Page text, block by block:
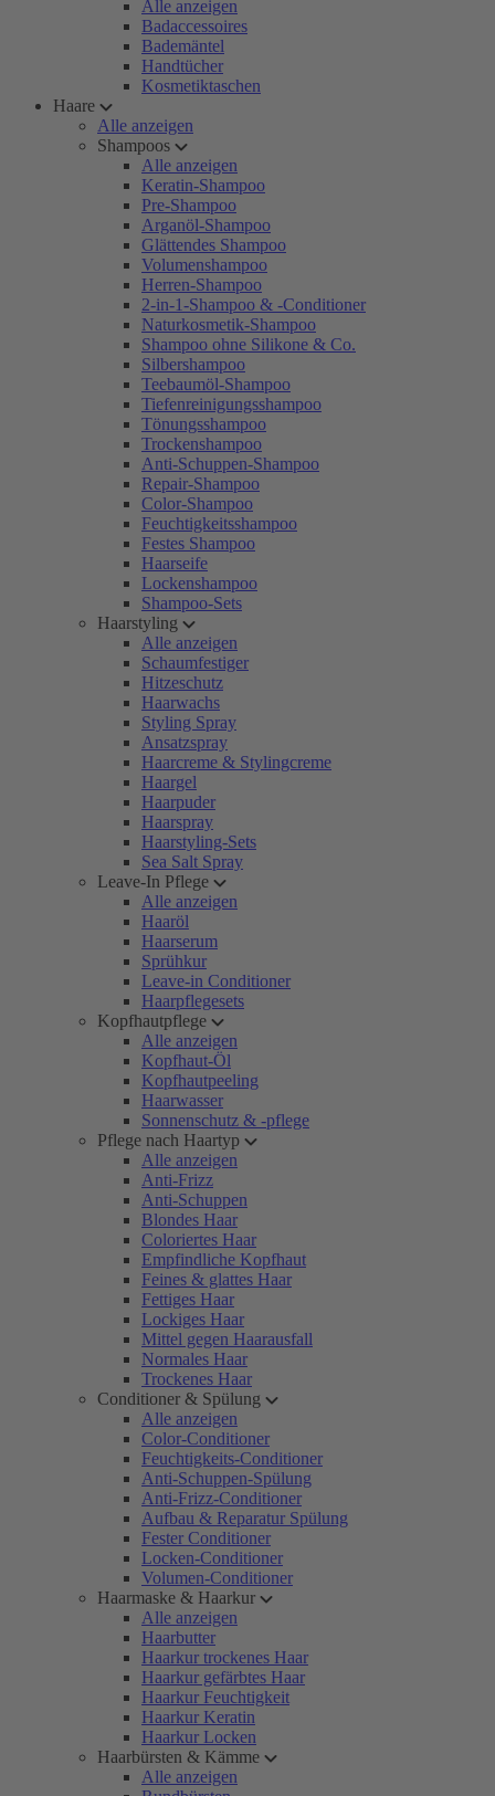
Alle anzeigen
Badaccessoires
Bademäntel
Handtücher
Kosmetiktaschen
Haare
Alle anzeigen
Shampoos
Alle anzeigen
Keratin-Shampoo
Pre-Shampoo
Arganöl-Shampoo
Glättendes Shampoo
Volumenshampoo
Herren-Shampoo
2-in-1-Shampoo & -Conditioner
Naturkosmetik-Shampoo
Shampoo ohne Silikone & Co.
Silbershampoo
Teebaumöl-Shampoo
Tiefenreinigungsshampoo
Tönungsshampoo
Trockenshampoo
Anti-Schuppen-Shampoo
Repair-Shampoo
Color-Shampoo
Feuchtigkeitsshampoo
Festes Shampoo
Haarseife
Lockenshampoo
Shampoo-Sets
Haarstyling
Alle anzeigen
Schaumfestiger
Hitzeschutz
Haarwachs
Styling Spray
Ansatzspray
Haarcreme & Stylingcreme
Haargel
Haarpuder
Haarspray
Haarstyling-Sets
Sea Salt Spray
Leave-In Pflege
Alle anzeigen
Haaröl
Haarserum
Sprühkur
Leave-in Conditioner
Haarpflegesets
Kopfhautpflege
Alle anzeigen
Kopfhaut-Öl
Kopfhautpeeling
Haarwasser
Sonnenschutz & -pflege
Pflege nach Haartyp
Alle anzeigen
Anti-Frizz
Anti-Schuppen
Blondes Haar
Coloriertes Haar
Empfindliche Kopfhaut
Feines & glattes Haar
Fettiges Haar
Lockiges Haar
Mittel gegen Haarausfall
Normales Haar
Trockenes Haar
Conditioner & Spülung
Alle anzeigen
Color-Conditioner
Feuchtigkeits-Conditioner
Anti-Schuppen-Spülung
Anti-Frizz-Conditioner
Aufbau & Reparatur Spülung
Fester Conditioner
Locken-Conditioner
Volumen-Conditioner
Haarmaske & Haarkur
Alle anzeigen
Haarbutter
Haarkur trockenes Haar
Haarkur gefärbtes Haar
Haarkur Feuchtigkeit
Haarkur Keratin
Haarkur Locken
Haarbürsten & Kämme
Alle anzeigen